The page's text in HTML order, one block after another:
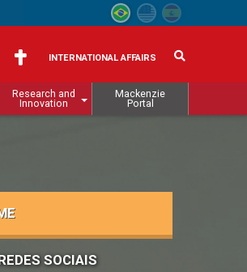
INTERNATIONAL AFFAIRS
Research and
Innovation
Mackenzie
Portal
SOCIAIS